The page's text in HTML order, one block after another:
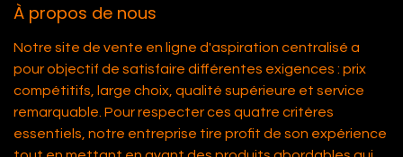
À propos de nous
Notre site de vente en ligne d'aspiration centralisé a
pour objectif de satisfaire différentes exigences : prix
compétitifs, large choix, qualité supérieure et service
remarquable. Pour respecter ces quatre critères
essentiels, notre entreprise tire profit de son expérience